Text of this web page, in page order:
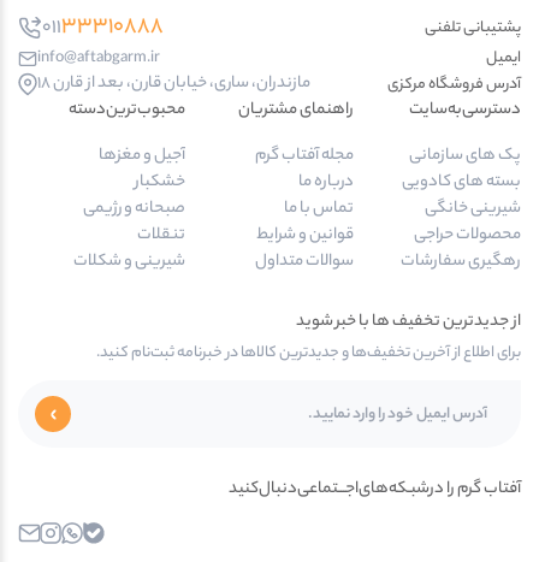
پشتیبانی تلفنی 01133310888
ایمیل
info@aftabgarm.ir
آدرس‌ فروشگاه مرکزی
مازندران، ساری، خیابان قارن، بعد از قارن 18
دسترسی‌به‌سایت
پک های سازمانی
بسته های کادویی
شیرینی خانگی
محصولات حراجی
رهگیری سفارشات
راهنمای مشتریان
مجله آفتاب گرم
درباره ما
تماس با ما
قوانین و شرایط
سوالات متداول
محبوب‌ترین‌دسته‌
آجیل و مغزها
خشکبار
صبحانه و رژیمی
تنقلات
شیرینی و شکلات
از جدیدترین تخفیف ها با خبر شوید
برای اطلاع از آخرین تخفیف‌ها و جدیدترین کالاها در خبرنامه ثبت‌نام کنید.
آفتاب گرم را در‌‌شبـکه‌های‌اجـــتماعی‌دنبال‌کنید
واتساپ
اینستاگرامایمیل